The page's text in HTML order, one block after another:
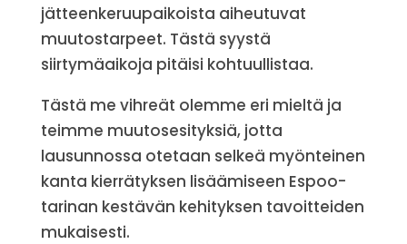
jätteenkeruupaikoista aiheutuvat
muutostarpeet. Tästä syystä
siirtymäaikoja pitäisi kohtuullistaa.
Tästä me vihreät olemme eri mieltä ja
teimme muutosesityksiä, jotta
lausunnossa otetaan selkeä myönteinen
kanta kierrätyksen lisäämiseen Espoo-
tarinan kestävän kehityksen tavoitteiden
mukaisesti.